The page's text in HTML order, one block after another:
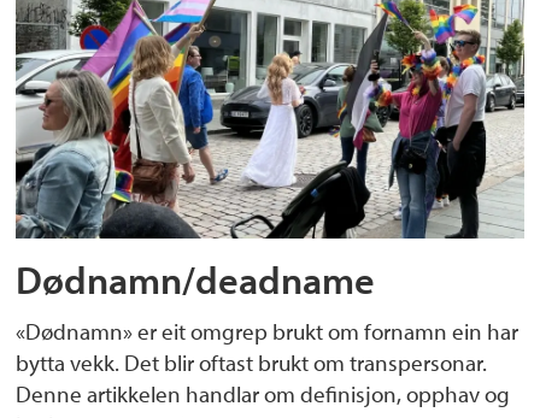
Dødnamn/deadname
«Dødnamn» er eit omgrep brukt om fornamn ein har
bytta vekk. Det blir oftast brukt om transpersonar.
Denne artikkelen handlar om definisjon, opphav og